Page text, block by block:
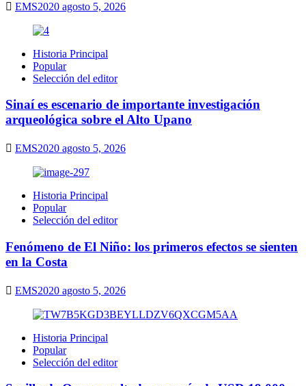
EMS2020 agosto 5, 2026
Historia Principal
Popular
Selección del editor
Sinaí es escenario de importante investigación
arqueológica sobre el Alto Upano
EMS2020 agosto 5, 2026
Historia Principal
Popular
Selección del editor
Fenómeno de El Niño: los primeros efectos se sienten
en la Costa
EMS2020 agosto 5, 2026
Historia Principal
Popular
Selección del editor